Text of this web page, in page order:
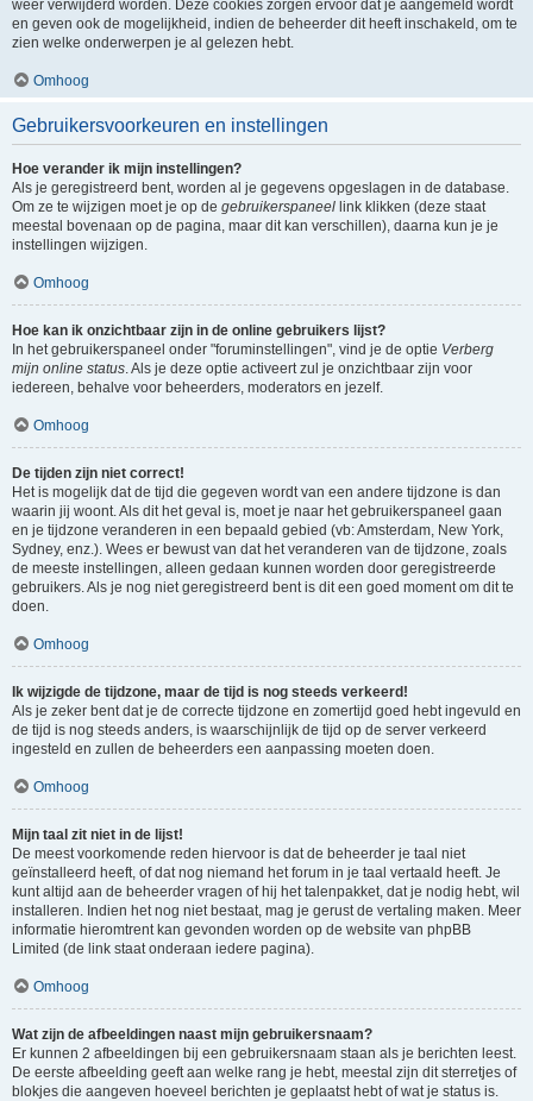
weer verwijderd worden. Deze cookies zorgen ervoor dat je aangemeld wordt
en geven ook de mogelijkheid, indien de beheerder dit heeft inschakeld, om te
zien welke onderwerpen je al gelezen hebt.
Omhoog
Gebruikersvoorkeuren en instellingen
Hoe verander ik mijn instellingen?
Als je geregistreerd bent, worden al je gegevens opgeslagen in de database.
Om ze te wijzigen moet je op de gebruikerspaneel link klikken (deze staat
meestal bovenaan op de pagina, maar dit kan verschillen), daarna kun je je
instellingen wijzigen.
Omhoog
Hoe kan ik onzichtbaar zijn in de online gebruikers lijst?
In het gebruikerspaneel onder "foruminstellingen", vind je de optie Verberg
mijn online status. Als je deze optie activeert zul je onzichtbaar zijn voor
iedereen, behalve voor beheerders, moderators en jezelf.
Omhoog
De tijden zijn niet correct!
Het is mogelijk dat de tijd die gegeven wordt van een andere tijdzone is dan
waarin jij woont. Als dit het geval is, moet je naar het gebruikerspaneel gaan
en je tijdzone veranderen in een bepaald gebied (vb: Amsterdam, New York,
Sydney, enz.). Wees er bewust van dat het veranderen van de tijdzone, zoals
de meeste instellingen, alleen gedaan kunnen worden door geregistreerde
gebruikers. Als je nog niet geregistreerd bent is dit een goed moment om dit te
doen.
Omhoog
Ik wijzigde de tijdzone, maar de tijd is nog steeds verkeerd!
Als je zeker bent dat je de correcte tijdzone en zomertijd goed hebt ingevuld en
de tijd is nog steeds anders, is waarschijnlijk de tijd op de server verkeerd
ingesteld en zullen de beheerders een aanpassing moeten doen.
Omhoog
Mijn taal zit niet in de lijst!
De meest voorkomende reden hiervoor is dat de beheerder je taal niet
geïnstalleerd heeft, of dat nog niemand het forum in je taal vertaald heeft. Je
kunt altijd aan de beheerder vragen of hij het talenpakket, dat je nodig hebt, wil
installeren. Indien het nog niet bestaat, mag je gerust de vertaling maken. Meer
informatie hieromtrent kan gevonden worden op de website van phpBB
Limited (de link staat onderaan iedere pagina).
Omhoog
Wat zijn de afbeeldingen naast mijn gebruikersnaam?
Er kunnen 2 afbeeldingen bij een gebruikersnaam staan als je berichten leest.
De eerste afbeelding geeft aan welke rang je hebt, meestal zijn dit sterretjes of
blokjes die aangeven hoeveel berichten je geplaatst hebt of wat je status is.